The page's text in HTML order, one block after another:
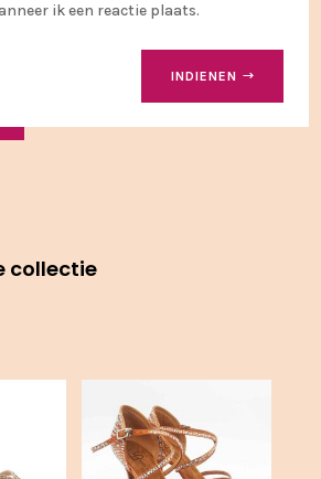
ik een reactie plaats.
INDIENEN
collectie